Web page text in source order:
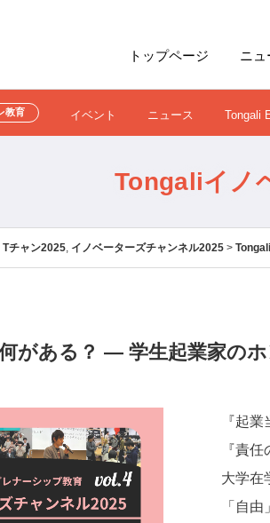
トップページ ニュ
教育 イベント ニュース Tongali
Tongaliイノ
Tチャン2025 イノベーターズチャンネル2025 >
がある？ — 学生起業家の
『起
『責
大学在
「自